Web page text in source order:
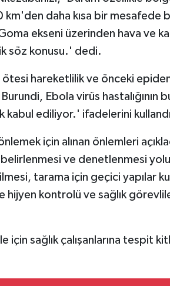
daha kısa bir mesafede
ekseni üzerinden hava ve
söz konusu.' dedi.
ötesi hareketlilik ve önceki
Ebola virüs hastalığının
kabul ediliyor.' ifadelerini
için alınan önlemleri
belirlenmesi ve denetlenmesi
tarama için geçici yapılar
hijyen kontrolü ve sağlık
için sağlık çalışanlarına tespit